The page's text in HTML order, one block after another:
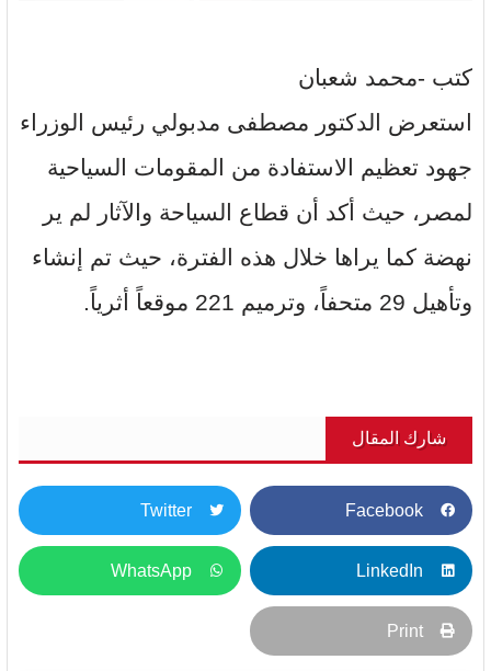
كتب -محمد شعبان
استعرض الدكتور مصطفى مدبولي رئيس الوزراء
جهود تعظيم الاستفادة من المقومات السياحية
لمصر، حيث أكد أن قطاع السياحة والآثار لم ير
نهضة كما يراها خلال هذه الفترة، حيث تم إنشاء
وتأهيل 29 متحفاً، وترميم 221 موقعاً أثرياً.
شارك المقال
Facebook
Twitter
LinkedIn
WhatsApp
Print